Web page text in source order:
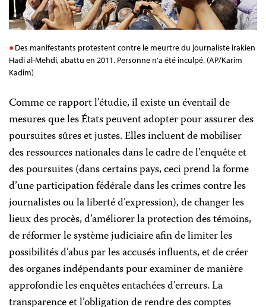
Des manifestants protestent contre le meurtre du journaliste irakien
Hadi al-Mehdi, abattu en 2011. Personne n’a été inculpé. (AP/Karim
Kadim)
Comme ce rapport l’étudie, il existe un éventail de
mesures que les États peuvent adopter pour assurer des
poursuites sûres et justes. Elles incluent de mobiliser
des ressources nationales dans le cadre de l’enquête et
des poursuites (dans certains pays, ceci prend la forme
d’une participation fédérale dans les crimes contre les
journalistes ou la liberté d’expression), de changer les
lieux des procès, d’améliorer la protection des témoins,
de réformer le système judiciaire afin de limiter les
possibilités d’abus par les accusés influents, et de créer
des organes indépendants pour examiner de manière
approfondie les enquêtes entachées d’erreurs. La
transparence et l’obligation de rendre des comptes